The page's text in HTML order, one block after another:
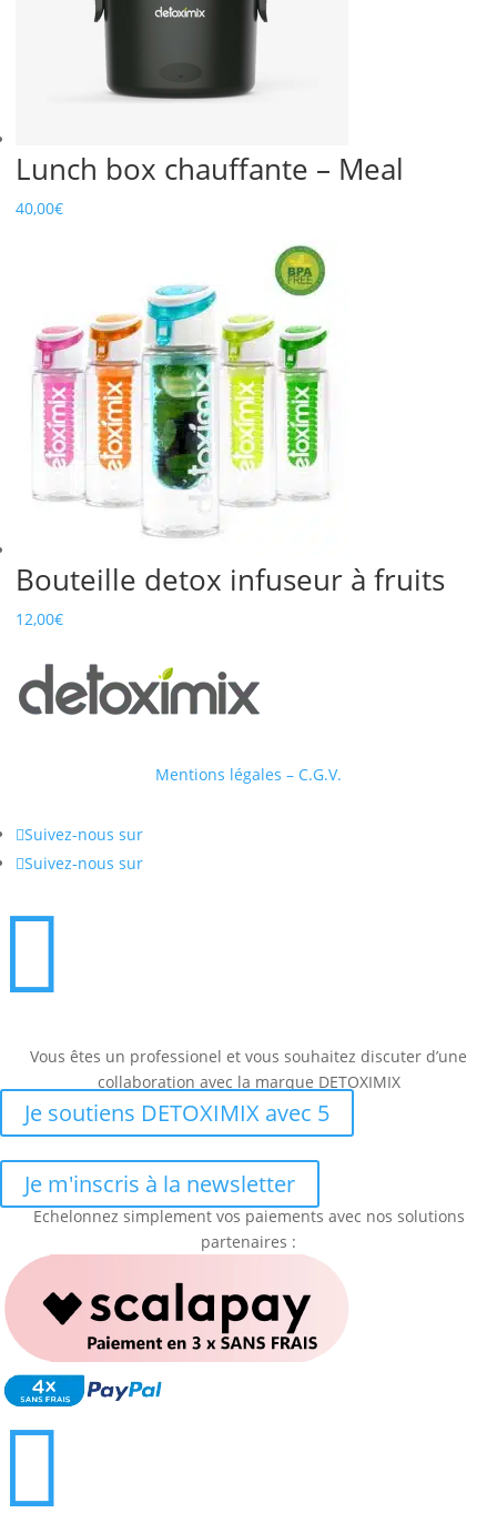
Lunch box chauffante – Meal
40,00€
Bouteille detox infuseur à fruits
12,00€
Mentions légales – C.G.V.
Suivez-nous sur
Suivez-nous sur

Vous êtes un professionel et vous souhaitez discuter d’une
collaboration avec la marque DETOXIMIX
Je soutiens DETOXIMIX avec 5
Je m'inscris à la newsletter
Echelonnez simplement vos paiements avec nos solutions
partenaires :
